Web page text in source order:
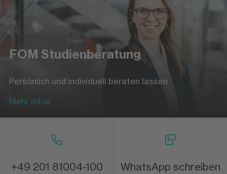
FOM Studienberatung
Persönlich und individuell beraten lassen
Mehr Infos
+49 201 81004-100 WhatsApp schreiben